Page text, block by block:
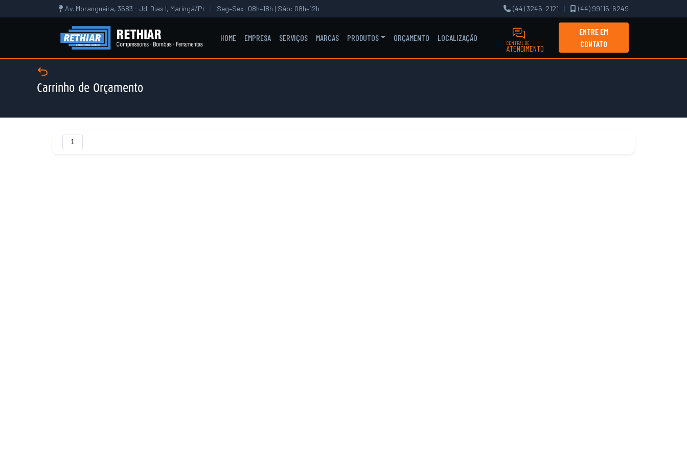
Av. Morangueira, 3683 - Jd. Dias I, Maringá/Pr | Seg–Sex: 08h–18h | Sáb: 08h–12h (44) 3246-2121 | (44) 99115-6249
HOME EMPRESA SERVIÇOS MARCAS PRODUTOS ORÇAMENTO LOCALIZAÇÃO
CENTRAL DE
ATENDIMENTO
ENTRE EM
CONTATO
Carrinho de Orçamento